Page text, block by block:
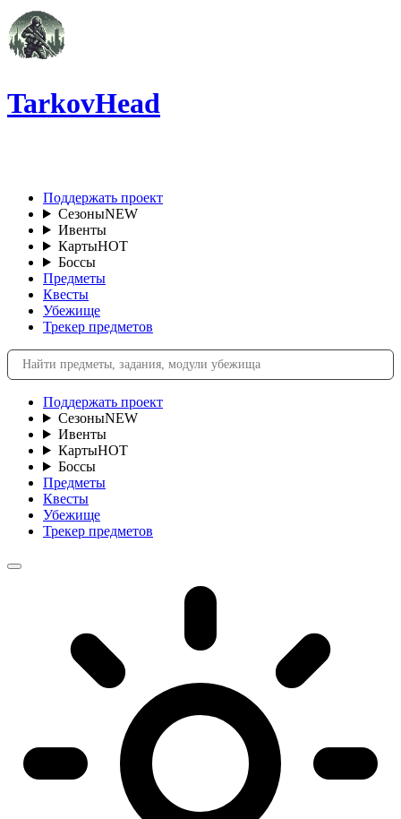
TarkovHead
Поддержать проект
СезоныNEW
Ивенты
КартыHOT
Боссы
Предметы
Квесты
Убежище
Трекер предметов
Поддержать проект
СезоныNEW
Ивенты
КартыHOT
Боссы
Предметы
Квесты
Убежище
Трекер предметов